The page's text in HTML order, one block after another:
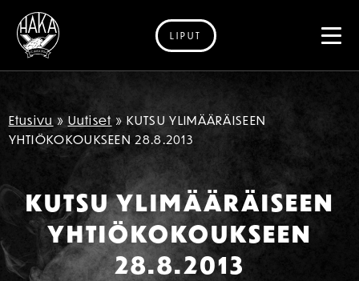
Siirry sisältöön
LIPUT
Etusivu » Uutiset » KUTSU YLIMÄÄRÄISEEN
YHTIÖKOKOUKSEEN 28.8.2013
KUTSU YLIMÄÄRÄISEEN
YHTIÖKOKOUKSEEN
28.8.2013